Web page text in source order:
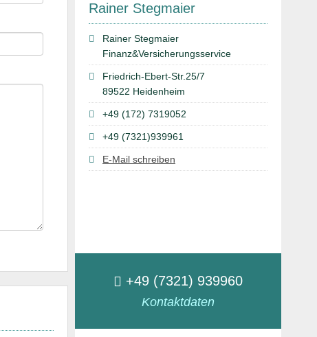
Rainer Stegmaier
Rainer Stegmaier
Finanz&Versicherungsservice
Friedrich-Ebert-Str.25/7
89522 Heidenheim
+49 (172) 7319052
+49 (7321)939961
E-Mail schreiben
+49 (7321) 939960
Kontaktdaten